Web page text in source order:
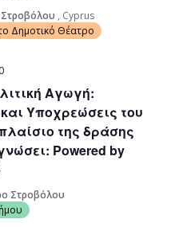
, Cyprus
Δημοτικό Θέατρο
Αγωγή:
Υποχρεώσεις του
της δράσης
Powered by
Στροβόλου